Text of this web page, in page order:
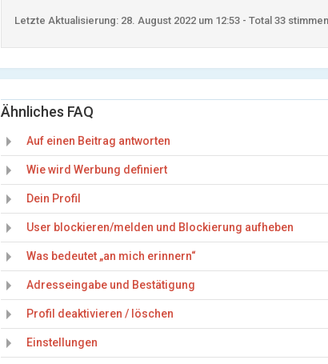
Letzte Aktualisierung: 28. August 2022 um 12:53 - Total 33
Ähnliches FAQ
Auf einen Beitrag antworten
Wie wird Werbung definiert
Dein Profil
User blockieren/melden und Blockierung aufheben
Was bedeutet „an mich erinnern“
Adresseingabe und Bestätigung
Profil deaktivieren / löschen
Einstellungen